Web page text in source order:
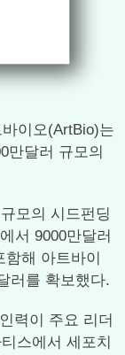
이오(ArtBio)는
만달러 규모의
모의 시드펀딩
서 9000만달러
해 아트바이
러를 확보했다.
력이 주요 리더
스에서 세포치